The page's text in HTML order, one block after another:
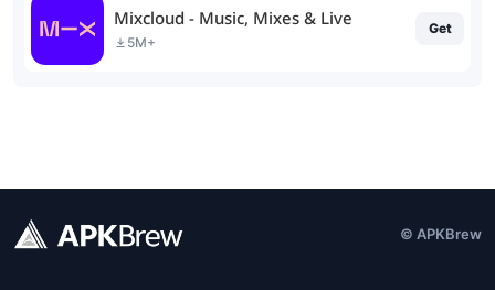
Mixcloud - Music, Mixes & Live
5M+
Get
© APKBrew